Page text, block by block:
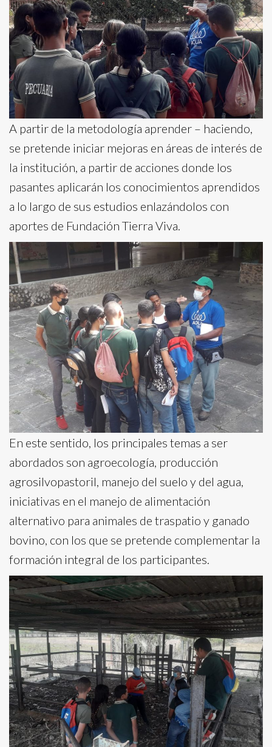
A partir de la metodología aprender – haciendo,
se pretende iniciar mejoras en áreas de interés de
la institución, a partir de acciones donde los
pasantes aplicarán los conocimientos aprendidos
a lo largo de sus estudios enlazándolos con
aportes de Fundación Tierra Viva.
En este sentido, los principales temas a ser
abordados son agroecología, producción
agrosilvopastoril, manejo del suelo y del agua,
iniciativas en el manejo de alimentación
alternativo para animales de traspatio y ganado
bovino, con los que se pretende complementar la
formación integral de los participantes.